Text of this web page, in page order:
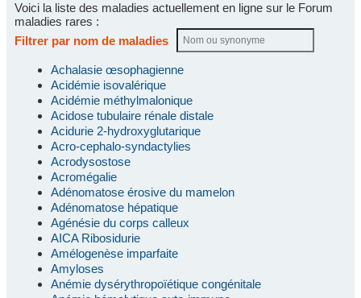
Voici la liste des maladies actuellement en ligne sur le Forum
maladies rares :
Filtrer par nom de maladies
Achalasie œsophagienne
Acidémie isovalérique
Acidémie méthylmalonique
Acidose tubulaire rénale distale
Acidurie 2-hydroxyglutarique
Acro-cephalo-syndactylies
Acrodysostose
Acromégalie
Adénomatose érosive du mamelon
Adénomatose hépatique
Agénésie du corps calleux
AICA Ribosidurie
Amélogenèse imparfaite
Amyloses
Anémie dysérythropoïétique congénitale